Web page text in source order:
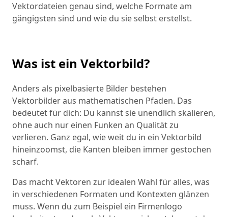
Vektordateien genau sind, welche Formate am
gängigsten sind und wie du sie selbst erstellst.
Was ist ein Vektorbild?
Anders als pixelbasierte Bilder bestehen
Vektorbilder aus mathematischen Pfaden. Das
bedeutet für dich: Du kannst sie unendlich skalieren,
ohne auch nur einen Funken an Qualität zu
verlieren. Ganz egal, wie weit du in ein Vektorbild
hineinzoomst, die Kanten bleiben immer gestochen
scharf.
Das macht Vektoren zur idealen Wahl für alles, was
in verschiedenen Formaten und Kontexten glänzen
muss. Wenn du zum Beispiel ein Firmenlogo